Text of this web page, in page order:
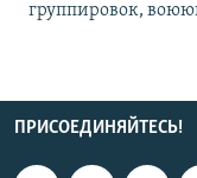
группировок,
ПРИСОЕДИНЯЙТЕСЬ!